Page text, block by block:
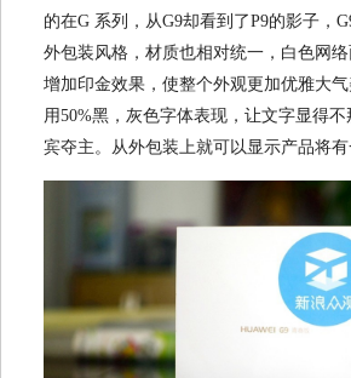
的在G 系列，从G9却看到了P9的影子，
外包装风格，材质也相对统一，白色网
增加印金效果，使整个外观更加优雅大
用50%黑，灰色字体表现，让文字显得
宾夺主。从外包装上就可以显示产品将有